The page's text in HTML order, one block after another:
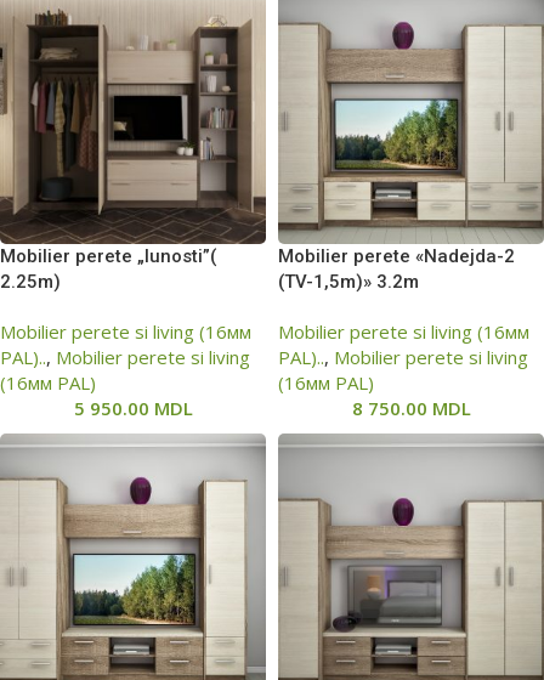
Mobilier perete „Iunosti”(
2.25m)
Mobilier perete si living (16мм
PAL).., Mobilier perete si living
(16мм PAL)
5 950.00 MDL
Mobilier perete «Nadejda-2
(ТV-1,5m)» 3.2m
Mobilier perete si living (16мм
PAL).., Mobilier perete si living
(16мм PAL)
8 750.00 MDL